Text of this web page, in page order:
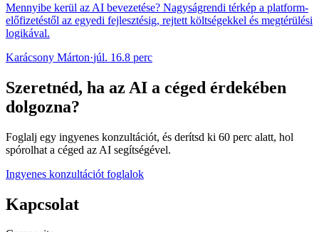
Mennyibe kerül az AI bevezetése? Nagyságrendi térkép a platform-
előfizetéstől az egyedi fejlesztésig, rejtett költségekkel és megtérülési
logikával.
Karácsony Márton·júl. 16.8 perc
Szeretnéd, ha az AI a céged érdekében
dolgozna?
Foglalj egy ingyenes konzultációt, és derítsd ki 60 perc alatt, hol
spórolhat a céged az AI segítségével.
Ingyenes konzultációt foglalok
Kapcsolat